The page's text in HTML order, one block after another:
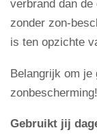
verbrand dan
zonder zon-
is ten opzichte
Belangrijk om je
zonbescherming!
Gebruikt jij